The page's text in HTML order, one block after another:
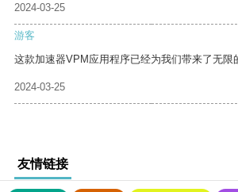
2024-03-25
游客
这款加速器VPM应用程序已经为我们带来了无限
2024-03-25
友情链接